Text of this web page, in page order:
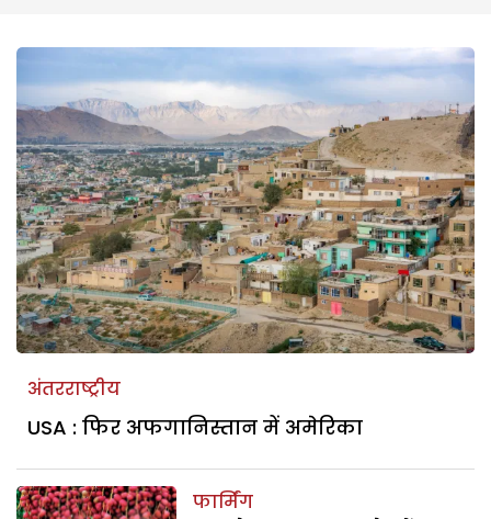
अंतरराष्ट्रीय
USA : फिर अफगानिस्तान में अमेरिका
फार्मिंग